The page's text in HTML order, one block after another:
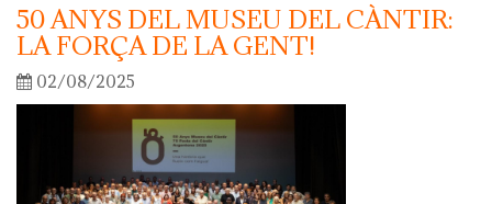
50 ANYS DEL MUSEU DEL CÀNTIR:
LA FORÇA DE LA GENT!
02/08/2025